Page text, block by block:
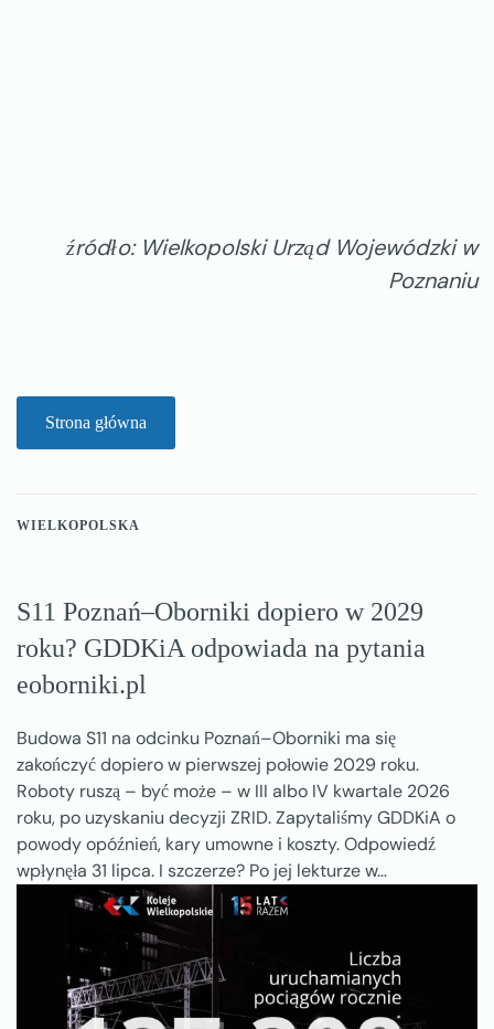
źródło: Wielkopolski Urząd Wojewódzki w
Poznaniu
Strona główna
WIELKOPOLSKA
S11 Poznań–Oborniki dopiero w 2029
roku? GDDKiA odpowiada na pytania
eoborniki.pl
Budowa S11 na odcinku Poznań–Oborniki ma się
zakończyć dopiero w pierwszej połowie 2029 roku.
Roboty ruszą – być może – w III albo IV kwartale 2026
roku, po uzyskaniu decyzji ZRID. Zapytaliśmy GDDKiA o
powody opóźnień, kary umowne i koszty. Odpowiedź
wpłynęła 31 lipca. I szczerze? Po jej lekturze w…